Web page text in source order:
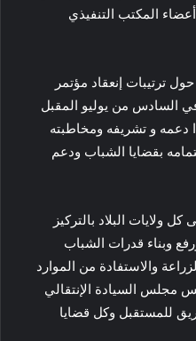
المكتب التنفيذي
ترتيبات إنعقاد مؤتمر
السادس من يوليو المقبل
دعمه و تشريفه ومخاطبته
بقضايا الشباب ودعم
ولايات البلاد بالتركيز
وبناء قدرات الشباب
والاستفادة من الموارد
مجلس السيادة الإنتقالي
للمستقبل وكل قضايا